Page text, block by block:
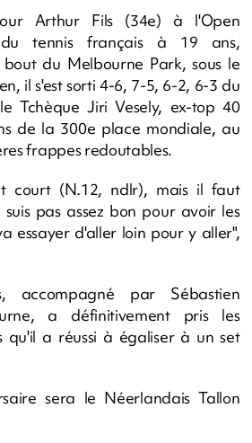
Arthur Fils (34e) à l'Open
du tennis français à 19 ans,
du Melbourne Park, sous le
il s'est sorti 4-6, 7-5, 6-2, 6-3 du
Tchèque Jiri Vesely, ex-top 40
de la 300e place mondiale, au
frappes redoutables.
court (N.12, ndlr), mais il faut
pas assez bon pour avoir les
essayer d'aller loin pour y aller",
accompagné par Sébastien
a définitivement pris les
qu'il a réussi à égaliser à un set
sera le Néerlandais Tallon